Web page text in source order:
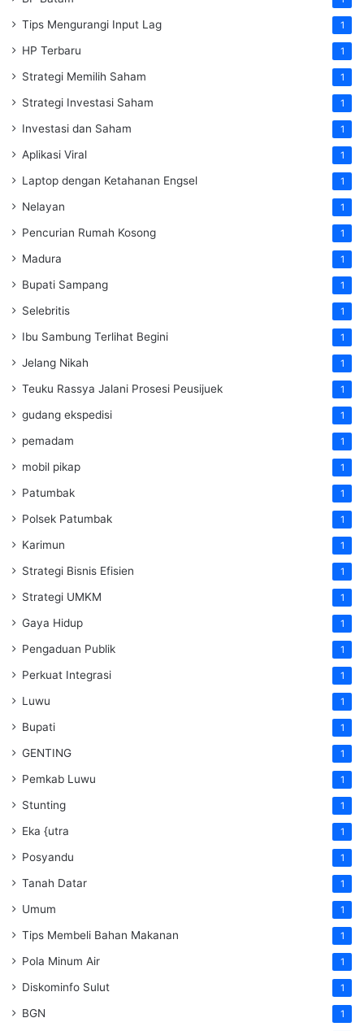
Tips Mengurangi Input Lag 1
HP Terbaru 1
Strategi Memilih Saham 1
Strategi Investasi Saham 1
Investasi dan Saham 1
Aplikasi Viral 1
Laptop dengan Ketahanan Engsel 1
Nelayan 1
Pencurian Rumah Kosong 1
Madura 1
Bupati Sampang 1
Selebritis 1
Ibu Sambung Terlihat Begini 1
Jelang Nikah 1
Teuku Rassya Jalani Prosesi Peusijuek 1
gudang ekspedisi 1
pemadam 1
mobil pikap 1
Patumbak 1
Polsek Patumbak 1
Karimun 1
Strategi Bisnis Efisien 1
Strategi UMKM 1
Gaya Hidup 1
Pengaduan Publik 1
Perkuat Integrasi 1
Luwu 1
Bupati 1
GENTING 1
Pemkab Luwu 1
Stunting 1
Eka {utra 1
Posyandu 1
Tanah Datar 1
Umum 1
Tips Membeli Bahan Makanan 1
Pola Minum Air 1
Diskominfo Sulut 1
BGN 1